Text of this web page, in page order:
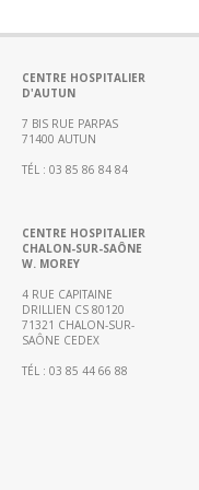
de
–
Recherche
clinique
du
CHWM
Continue
Certification
HAS
Démarche
Qualité
CENTRE HOSPITALIER
D'AUTUN
7 BIS RUE PARPAS
71400 AUTUN
TÉL : 03 85 86 84 84
CENTRE HOSPITALIER
CHALON-SUR-SAÔNE
W. MOREY
4 RUE CAPITAINE
DRILLIEN CS 80120
71321 CHALON-SUR-
SAÔNE CEDEX
TÉL : 03 85 44 66 88